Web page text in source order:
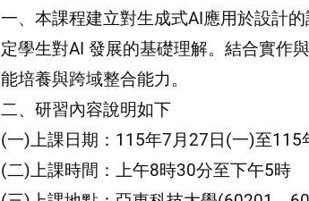
一、本課程建立對生成式AI應用於設計
定學生對AI 發展的基礎理解。結合實作
能培養與跨域整合能力。
二、研習內容說明如下
(一)上課日期：115年7月27日(一)至115
(二)上課時間：上午8時30分至下午5時